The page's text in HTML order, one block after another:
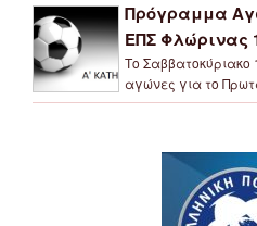
Πρόγραμμα
ΕΠΣ Φλώρινας
Το Σαββατοκύριακο
αγώνες για το